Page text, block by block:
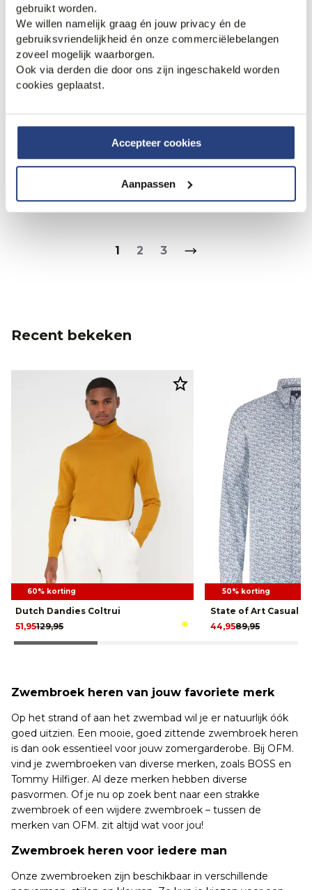
gebruikt worden.
We willen namelijk graag én jouw privacy én de
gebruiksvriendelijkheid én onze commerciëlebelangen
zoveel mogelijk waarborgen.
Ook via derden die door ons zijn ingeschakeld worden
cookies geplaatst.
Accepteer cookies
Aanpassen
95,00
66,95
59,99
47,95
1 2 3
Recent bekeken
60% korting
Dutch Dandies Coltrui
129,95
51,95
50% korting
State of Art Casual
89,95
44,95
Zwembroek heren van jouw favoriete merk
Op het strand of aan het zwembad wil je er natuurlijk óók
goed uitzien. Een mooie, goed zittende zwembroek heren
is dan ook essentieel voor jouw zomergarderobe. Bij OFM.
vind je zwembroeken van diverse merken, zoals BOSS en
Tommy Hilfiger. Al deze merken hebben diverse
pasvormen. Of je nu op zoek bent naar een strakke
zwembroek of een wijdere zwembroek – tussen de
merken van OFM. zit altijd wat voor jou!
Zwembroek heren voor iedere man
Onze zwembroeken zijn beschikbaar in verschillende